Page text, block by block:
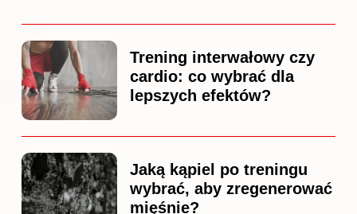
Trening interwałowy czy
cardio: co wybrać dla
lepszych efektów?
Jaką kąpiel po treningu
wybrać, aby zregenerować
mięśnie?